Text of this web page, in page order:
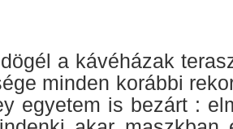
a kávéházak
minden korábbi
egyetem is bezárt :